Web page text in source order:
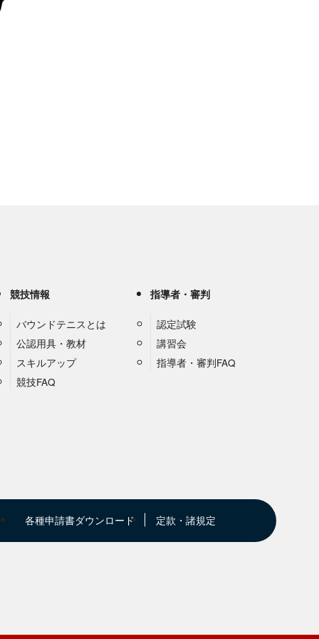
競技情報
バウンドテニスとは
公認用具・教材
スキルアップ
競技FAQ
指導者・審判
認定試験
講習会
指導者・審判FAQ
各種申請書ダウンロード 定款・諸規定